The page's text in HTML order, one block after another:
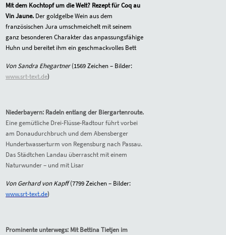
Mit dem Kochtopf um die Welt? Rezept für Coq au
Vin Jaune. Der goldgelbe Wein aus dem
französischen Jura umschmeichelt mit seinem
ganz besonderen Charakter das anpassungsfähige
Huhn und bereitet ihm ein geschmackvolles Bett
Von Sandra Ehegartner(1569 Zeichen – Bilder:
www.srt-text.de)
Niederbayern: Radeln entlang der Biergartenroute.
Eine gemütliche Drei-Flüsse-Radtour führt vorbei
am Donaudurchbruch und dem Abensberger
Hundertwasserturm von Regensburg nach Passau.
Das Städtchen Landau überrascht mit einem
Naturwunder – und mit Lisar
Von Gerhard von Kapff(7799 Zeichen – Bilder:
www.srt-text.de)
Prominente unterwegs: Mit Bettina Tietjen im